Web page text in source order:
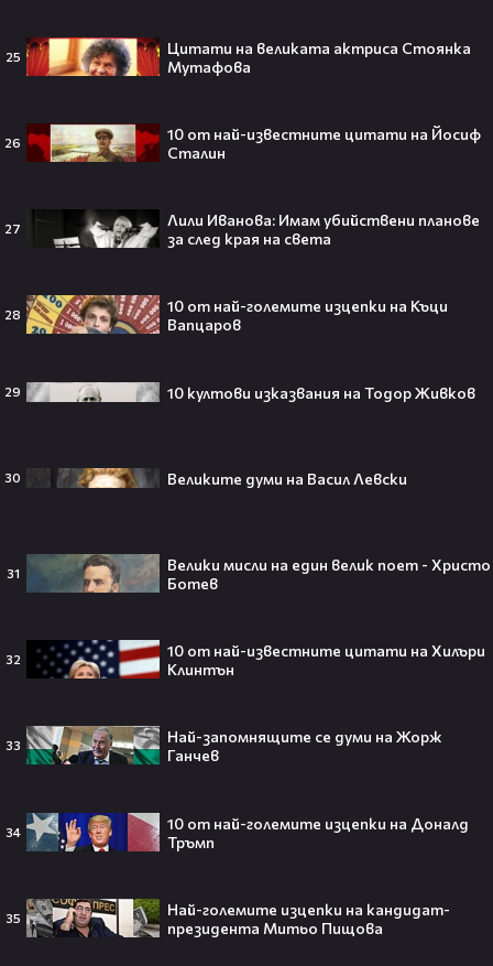
25
Цитати на великата актриса Стоянка
Мутафова
26
10 от най-известните цитати на Йосиф
Сталин
27
Лили Иванова: Имам убийствени планове
за след края на света
28
10 от най-големите изцепки на Къци
Вапцаров
29 10 култови изказвания на Тодор Живков
30 Великите думи на Васил Левски
31
Велики мисли на един велик поет - Христо
Ботев
32
10 от най-известните цитати на Хилъри
Клинтън
33
Най-запомнящите се думи на Жорж
Ганчев
34
10 от най-големите изцепки на Доналд
Тръмп
35
Най-големите изцепки на кандидат-
президента Митьо Пищова
Всички я тананикат, но малцина
от човек!
Елиът Пейдж разкри истинската
причина за трансформацията на
Травис Скот получи подарък
мечта от Холанд — всеки
предложи брак на Зендая, а тя
отвърна само с три думи😅
MrBeast се ожени!💍🥰